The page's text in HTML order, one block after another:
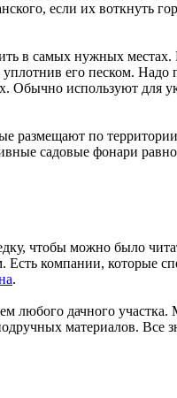
если их воткнуть
в самых нужных
его песком. Надо
Обычно используют для
размещают по
садовые фонари
чтобы можно было
Есть компании, которые
.
любого дачного
материалов.